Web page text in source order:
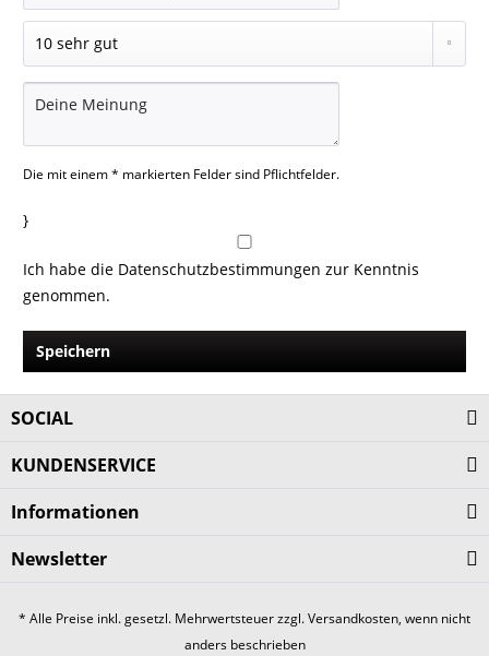
Die mit einem * markierten Felder sind Pflichtfelder.
}
Ich habe die Datenschutzbestimmungen zur Kenntnis
genommen.
Speichern
SOCIAL
KUNDENSERVICE
Informationen
Newsletter
* Alle Preise inkl. gesetzl. Mehrwertsteuer zzgl.Versandkosten, wenn nicht
anders beschrieben